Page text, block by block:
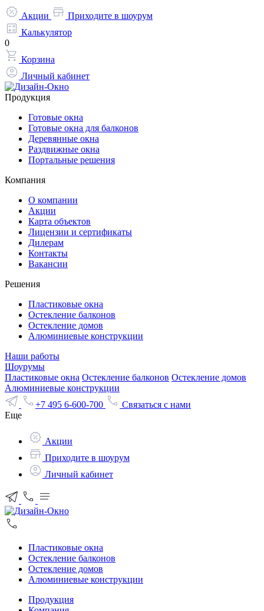
Акции
Приходите в шоурум
Калькулятор
0
Корзина
Личный кабинет
Продукция
Готовые окна
Готовые окна для балконов
Деревянные окна
Раздвижные окна
Портальные решения
Компания
О компании
Акции
Карта объектов
Лицензии и сертификаты
Дилерам
Контакты
Вакансии
Решения
Пластиковые окна
Остекление балконов
Остекление домов
Алюминиевые конструкции
Наши работы
Шоурумы
Пластиковые окна Остекление балконов Остекление домов
Алюминиевые конструкции
+7 495 6-600-700
Связаться с нами
Еще
Акции
Приходите в шоурум
Личный кабинет
Пластиковые окна
Остекление балконов
Остекление домов
Алюминиевые конструкции
Продукция